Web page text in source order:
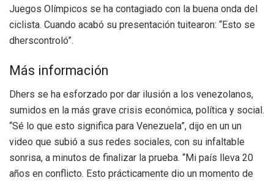
Juegos Olímpicos se ha contagiado con la buena onda del
ciclista. Cuando acabó su presentación tuitearon: “Esto se
dherscontroló”.
Más información
Dhers se ha esforzado por dar ilusión a los venezolanos,
sumidos en la más grave crisis económica, política y social.
“Sé lo que esto significa para Venezuela”, dijo en un un
video que subió a sus redes sociales, con su infaltable
sonrisa, a minutos de finalizar la prueba. “Mi país lleva 20
años en conflicto. Esto prácticamente dio un momento de